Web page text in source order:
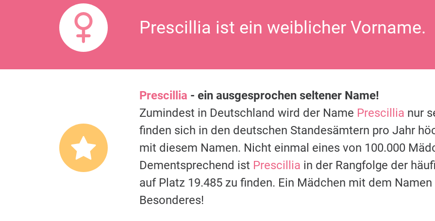
Prescillia ist ein weiblicher Vorname.
Prescillia - ein ausgesprochen seltener Name!
Zumindest in Deutschland wird der Name Prescillia nur
finden sich in den deutschen Standesämtern pro Jahr
mit diesem Namen. Nicht einmal eines von 100.000
Dementsprechend ist Prescillia in der Rangfolge der
auf Platz 19.485 zu finden. Ein Mädchen mit dem Namen
Besonderes!